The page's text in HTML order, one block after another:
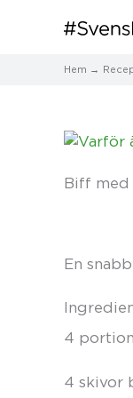
Hem
Biff med
En
4
4 skivor